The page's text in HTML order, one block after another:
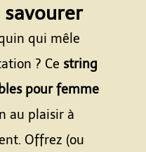
savourer
qui mêle
? Ce string
pour femme
au plaisir à
Offrez (ou